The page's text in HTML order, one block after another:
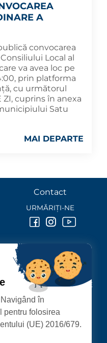
A
convocarea
Local al
va avea loc pe
prin platforma
cu următorul
ZI, cuprins în anexa
Satu
MAI DEPARTE
PERSONALE
M, 440026 SATU MARE
Contact
URMĂRIȚI-NE
în
pentru folosirea
(UE) 2016/679.